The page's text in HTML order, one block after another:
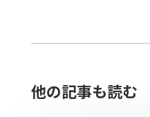
他の記事も読む​